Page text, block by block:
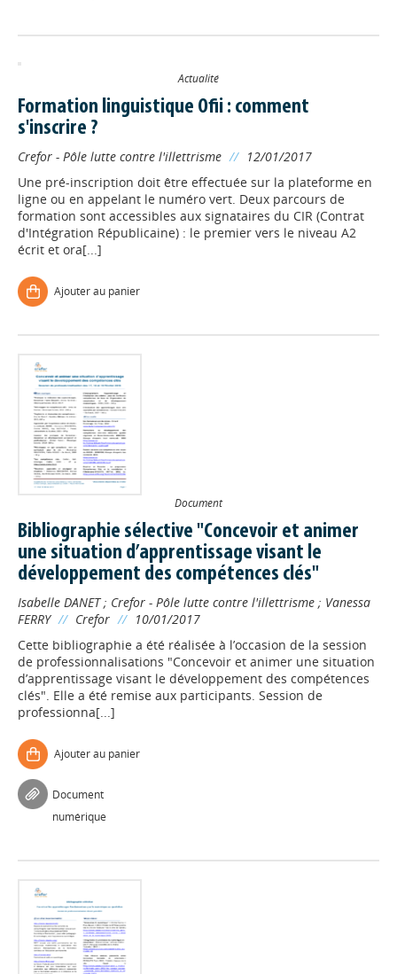
Actualité
Formation linguistique Ofii : comment
s'inscrire ?
Crefor - Pôle lutte contre l'illettrisme // 12/01/2017
Une pré-inscription doit être effectuée sur la plateforme en
ligne ou en appelant le numéro vert. Deux parcours de
formation sont accessibles aux signataires du CIR (Contrat
d'Intégration Républicaine) : le premier vers le niveau A2
écrit et ora[...]
Ajouter au panier
Document
Bibliographie sélective "Concevoir et animer
une situation d’apprentissage visant le
développement des compétences clés"
Isabelle DANET; Crefor - Pôle lutte contre l'illettrisme ; Vanessa
FERRY // Crefor // 10/01/2017
Cette bibliographie a été réalisée à l’occasion de la session
de professionnalisations "Concevoir et animer une situation
d’apprentissage visant le développement des compétences
clés". Elle a été remise aux participants. Session de
professionna[...]
Ajouter au panier
Document
numérique